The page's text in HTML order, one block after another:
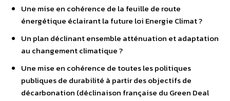
Une mise en cohérence de la feuille de route
énergétique éclairant la future loi Energie Climat ?
Un plan déclinant ensemble atténuation et adaptation
au changement climatique ?
Une mise en cohérence de toutes les politiques
publiques de durabilité à partir des objectifs de
décarbonation (déclinaison française du Green Deal